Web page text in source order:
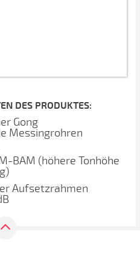
DES PRODUKTES:
Gong
Messingrohren
BAM (höhere Tonhöhe
Aufsetzrahmen